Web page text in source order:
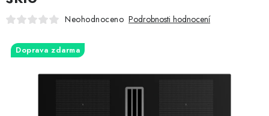
VOLNĚ STOJÍCÍ SPOTŘEBIČE
Neohodnoceno Podrobnosti hodnocení
Doprava zdarma